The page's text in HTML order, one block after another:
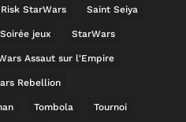
Risk StarWars Saint Seiya
Soirée jeux StarWars
Assaut sur l'Empire
Rebellion
Tombola Tournoi